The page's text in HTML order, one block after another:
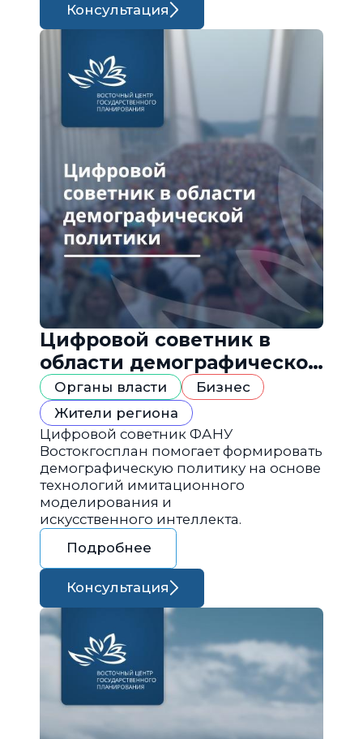
Консультация
Цифровой советник в
области демографической
политики
Органы власти
Бизнес
Жители региона
Цифровой советник ФАНУ
Востокгосплан помогает формировать
демографическую политику на основе
технологий имитационного
моделирования и
искусственного интеллекта.
Подробнее
Консультация